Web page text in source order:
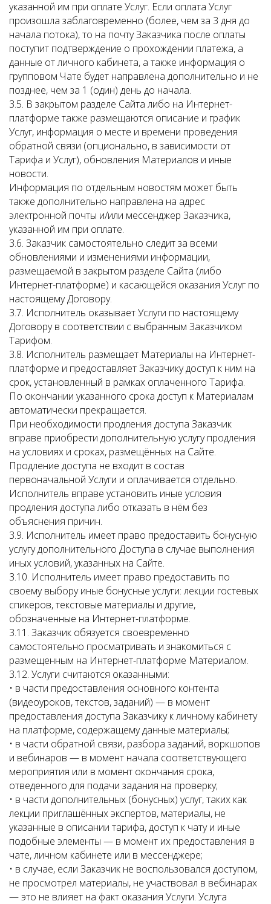
указанной им при оплате Услуг. Если оплата Услуг
произошла заблаговременно (более, чем за 3 дня до
начала потока), то на почту Заказчика после оплаты
поступит подтверждение о прохождении платежа, а
данные от личного кабинета, а также информация о
групповом Чате будет направлена дополнительно и не
позднее, чем за 1 (один) день до начала.
3.5. В закрытом разделе Сайта либо на Интернет-
платформе также размещаются описание и график
Услуг, информация о месте и времени проведения
обратной связи (опционально, в зависимости от
Тарифа и Услуг), обновления Материалов и иные
новости.
Информация по отдельным новостям может быть
также дополнительно направлена на адрес
электронной почты и/или мессенджер Заказчика,
указанной им при оплате.
3.6. Заказчик самостоятельно следит за всеми
обновлениями и изменениями информации,
размещаемой в закрытом разделе Сайта (либо
Интернет-платформе) и касающейся оказания Услуг по
настоящему Договору.
3.7. Исполнитель оказывает Услуги по настоящему
Договору в соответствии с выбранным Заказчиком
Тарифом.
3.8. Исполнитель размещает Материалы на Интернет-
платформе и предоставляет Заказчику доступ к ним на
срок, установленный в рамках оплаченного Тарифа.
По окончании указанного срока доступ к Материалам
автоматически прекращается.
При необходимости продления доступа Заказчик
вправе приобрести дополнительную услугу продления
на условиях и сроках, размещённых на Сайте.
Продление доступа не входит в состав
первоначальной Услуги и оплачивается отдельно.
Исполнитель вправе установить иные условия
продления доступа либо отказать в нём без
объяснения причин.
3.9. Исполнитель имеет право предоставить бонусную
услугу дополнительного Доступа в случае выполнения
иных условий, указанных на Сайте.
3.10. Исполнитель имеет право предоставить по
своему выбору иные бонусные услуги: лекции гостевых
спикеров, текстовые материалы и другие,
обозначенные на Интернет-платформе.
3.11. Заказчик обязуется своевременно
самостоятельно просматривать и знакомиться с
размещенным на Интернет-платформе Материалом.
3.12. Услуги считаются оказанными:
• в части предоставления основного контента
(видеоуроков, текстов, заданий) — в момент
предоставления доступа Заказчику к личному кабинету
на платформе, содержащему данные материалы;
• в части обратной связи, разбора заданий, воркшопов
и вебинаров — в момент начала соответствующего
мероприятия или в момент окончания срока,
отведенного для подачи задания на проверку;
• в части дополнительных (бонусных) услуг, таких как
лекции приглашённых экспертов, материалы, не
указанные в описании тарифа, доступ к чату и иные
подобные элементы — в момент их предоставления в
чате, личном кабинете или в мессенджере;
• в случае, если Заказчик не воспользовался доступом,
не просмотрел материалы, не участвовал в вебинарах
— это не влияет на факт оказания Услуги. Услуга